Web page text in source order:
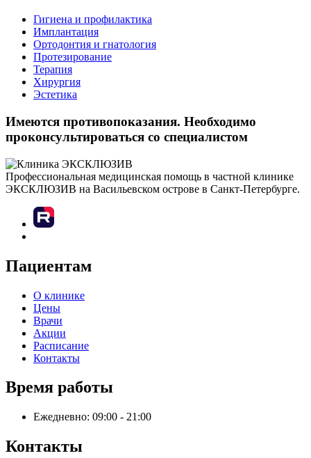
Гигиена и профилактика
Имплантация
Ортодонтия и гнатология
Протезирование
Терапия
Хирургия
Эстетика
Имеются противопоказания. Необходимо
проконсультироваться со специалистом
Профессиональная медицинская помощь в частной клинике
ЭКСКЛЮЗИВ на Васильевском острове в Санкт-Петербурге.
Пациентам
О клинике
Цены
Врачи
Акции
Расписание
Контакты
Время работы
Ежедневно: 09:00 - 21:00
Контакты